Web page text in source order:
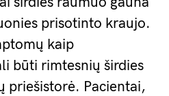
prisotinto kraujo.
kaip
būti rimtesnių širdies
priešistorė. Pacientai,